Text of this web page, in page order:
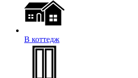
В коттедж